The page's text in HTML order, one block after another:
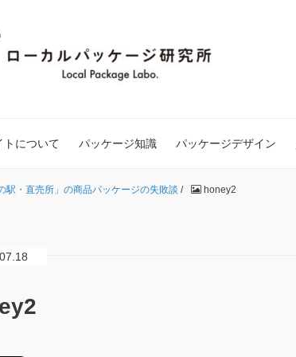
トについて パッケージ知識 パッケージデザイン
駅・直売所」の商品パッケージの失敗談 / honey2